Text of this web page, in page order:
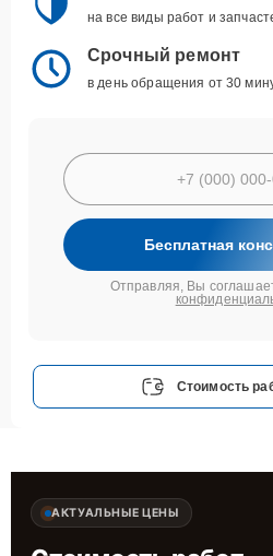
на все виды работ и
Срочный ремонт
в день обращения от 30
Бесплатная
Отправляя, Вы
Стоимость
АКТУАЛЬНЫЕ ЦЕНЫ